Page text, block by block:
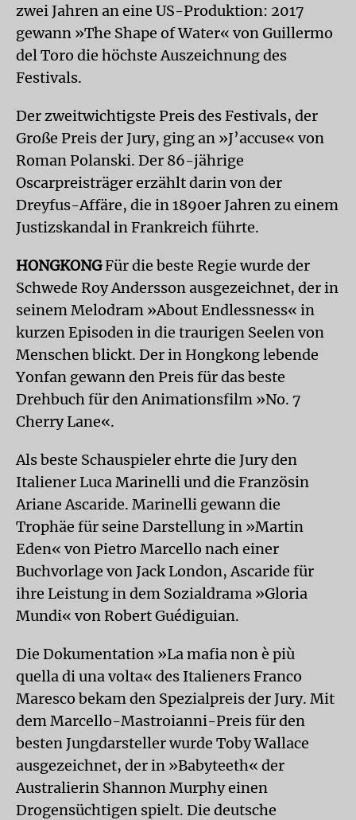
zwei Jahren an eine US-Produktion: 2017
gewann »The Shape of Water« von Guillermo
del Toro die höchste Auszeichnung des
Festivals.
Der zweitwichtigste Preis des Festivals, der
Große Preis der Jury, ging an »J’accuse« von
Roman Polanski. Der 86-jährige
Oscarpreisträger erzählt darin von der
Dreyfus-Affäre, die in 1890er Jahren zu einem
Justizskandal in Frankreich führte.
HONGKONGFür die beste Regie wurde der
Schwede Roy Andersson ausgezeichnet, der in
seinem Melodram »About Endlessness« in
kurzen Episoden in die traurigen Seelen von
Menschen blickt. Der in Hongkong lebende
Yonfan gewann den Preis für das beste
Drehbuch für den Animationsfilm »No. 7
Cherry Lane«.
Als beste Schauspieler ehrte die Jury den
Italiener Luca Marinelli und die Französin
Ariane Ascaride. Marinelli gewann die
Trophäe für seine Darstellung in »Martin
Eden« von Pietro Marcello nach einer
Buchvorlage von Jack London, Ascaride für
ihre Leistung in dem Sozialdrama »Gloria
Mundi« von Robert Guédiguian.
Die Dokumentation »La mafia non è più
quella di una volta« des Italieners Franco
Maresco bekam den Spezialpreis der Jury. Mit
dem Marcello-Mastroianni-Preis für den
besten Jungdarsteller wurde Toby Wallace
ausgezeichnet, der in »Babyteeth« der
Australierin Shannon Murphy einen
Drogensüchtigen spielt. Die deutsche